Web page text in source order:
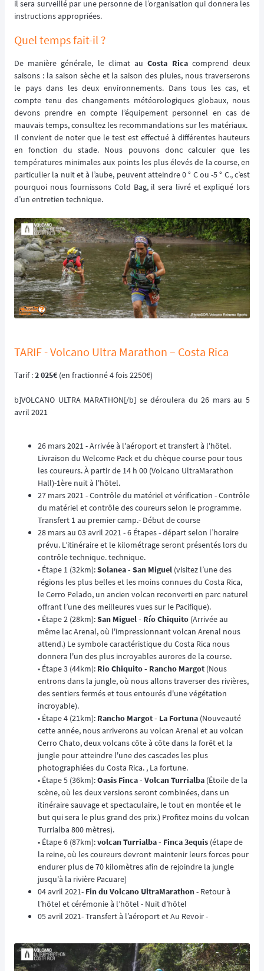
il sera surveillé par une personne de l’organisation qui donnera les
instructions appropriées.
Quel temps fait-il ?
De manière générale, le climat auCosta Ricacomprend deux
saisons : la saison sèche et la saison des pluies, nous traverserons
le pays dans les deux environnements. Dans tous les cas, et
compte tenu des changements météorologiques globaux, nous
devons prendre en compte l’équipement personnel en cas de
mauvais temps, consultez les recommandations sur les matériaux.
Il convient de noter que le test est effectué à différentes hauteurs
en fonction du stade. Nous pouvons donc calculer que les
températures minimales aux points les plus élevés de la course, en
particulier la nuit et à l’aube, peuvent atteindre 0 ° C ou -5 ° C., c’est
pourquoi nous fournissons Cold Bag, il sera livré et expliqué lors
d’un entretien technique.
TARIF - Volcano Ultra Marathon – Costa Rica
Tarif :2 025€ (en fractionné 4 fois 2250€)
b]VOLCANO ULTRA MARATHON[/b] se déroulera du 26 mars au 5
avril 2021
26 mars 2021 - Arrivée à l'aéroport et transfert à l'hôtel.
Livraison du Welcome Pack et du chèque course pour tous
les coureurs. À partir de 14 h 00 (Volcano UltraMarathon
Hall)-1ère nuit à l'hôtel.
27 mars 2021 - Contrôle du matériel et vérification - Contrôle
du matériel et contrôle des coureurs selon le programme.
Transfert 1 au premier camp.- Début de course
28 mars au 03 avril 2021 - 6 Étapes - départ selon l’horaire
prévu. L’itinéraire et le kilométrage seront présentés lors du
contrôle technique. technique.
• Étape 1 (32km):Solanea - San Miguel (visitez l’une des
régions les plus belles et les moins connues du Costa Rica,
le Cerro Pelado, un ancien volcan reconverti en parc naturel
offrant l’une des meilleures vues sur le Pacifique).
• Étape 2 (28km):San Miguel - Río Chiquito (Arrivée au
même lac Arenal, où l'impressionnant volcan Arenal nous
attend.) Le symbole caractéristique du Costa Rica nous
donnera l'un des plus incroyables aurores de la course.
• Étape 3 (44km): Rio Chiquito - Rancho Margot (Nous
entrons dans la jungle, où nous allons traverser des rivières,
des sentiers fermés et tous entourés d'une végétation
incroyable).
• Étape 4 (21km): Rancho Margot - La Fortuna (Nouveauté
cette année, nous arriverons au volcan Arenal et au volcan
Cerro Chato, deux volcans côte à côte dans la forêt et la
jungle pour atteindre l'une des cascades les plus
photographiées du Costa Rica. , La fortune.
• Étape 5 (36km):Oasis Finca - Volcan Turrialba (Étoile de la
scène, où les deux versions seront combinées, dans un
itinéraire sauvage et spectaculaire, le tout en montée et le
but qui sera le plus grand des prix.) Profitez moins du volcan
Turrialba 800 mètres).
• Étape 6 (87km):volcan Turrialba - Finca 3equis (étape de
la reine, où les coureurs devront maintenir leurs forces pour
endurer plus de 70 kilomètres afin de rejoindre la jungle
jusqu'à la rivière Pacuare)
04 avril 2021- Fin du Volcano UltraMarathon- Retour à
l’hôtel et cérémonie à l’hôtel - Nuit d’hôtel
05 avril 2021- Transfert à l’aéroport et Au Revoir -